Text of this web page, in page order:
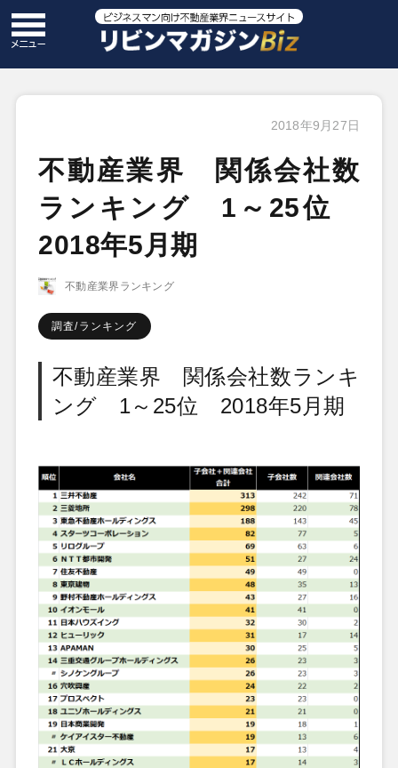
2018年9月27日
不動産業界 関係会社数
ランキング 1～25位
2018年5月期
不動産業界ランキング
調査/ランキング
不動産業界 関係会社数ランキ
ング 1～25位 2018年5月期